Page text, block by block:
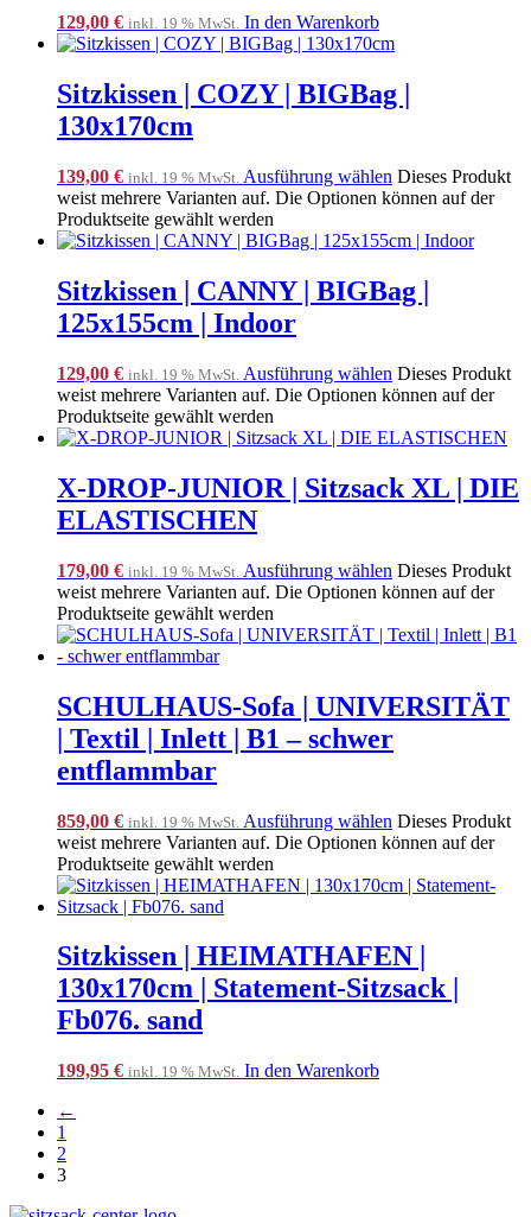
129,00 € inkl. 19 % MwSt. In den Warenkorb
Sitzkissen | COZY | BIGBag |
130x170cm
139,00 € inkl. 19 % MwSt. Ausführung wählen Dieses Produkt
weist mehrere Varianten auf. Die Optionen können auf der
Produktseite gewählt werden
Sitzkissen | CANNY | BIGBag |
125x155cm | Indoor
129,00 € inkl. 19 % MwSt. Ausführung wählen Dieses Produkt
weist mehrere Varianten auf. Die Optionen können auf der
Produktseite gewählt werden
X-DROP-JUNIOR | Sitzsack XL | DIE
ELASTISCHEN
179,00 € inkl. 19 % MwSt. Ausführung wählen Dieses Produkt
weist mehrere Varianten auf. Die Optionen können auf der
Produktseite gewählt werden
SCHULHAUS-Sofa | UNIVERSITÄT
| Textil | Inlett | B1 – schwer
entflammbar
859,00 € inkl. 19 % MwSt. Ausführung wählen Dieses Produkt
weist mehrere Varianten auf. Die Optionen können auf der
Produktseite gewählt werden
Sitzkissen | HEIMATHAFEN |
130x170cm | Statement-Sitzsack |
Fb076. sand
199,95 € inkl. 19 % MwSt. In den Warenkorb
←
1
2
3